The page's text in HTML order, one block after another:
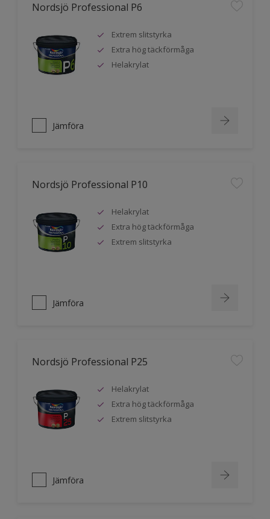
Nordsjö Professional P6
Extrem slitstyrka
Extra hög täckförmåga
Helakrylat
Jämföra
Nordsjö Professional P10
Helakrylat
Extra hög täckförmåga
Extrem slitstyrka
Jämföra
Nordsjö Professional P25
Helakrylat
Extra hög täckförmåga
Extrem slitstyrka
Jämföra